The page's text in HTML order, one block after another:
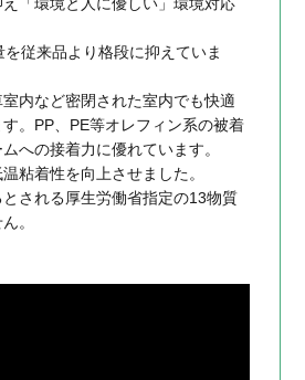
従来品より格段に抑えていま
内など密閉された室内でも快適
。PP、PE等オレフィン系の被着
への接着力に優れています。
粘着性を向上させました。
される厚生労働省指定の13物質
。